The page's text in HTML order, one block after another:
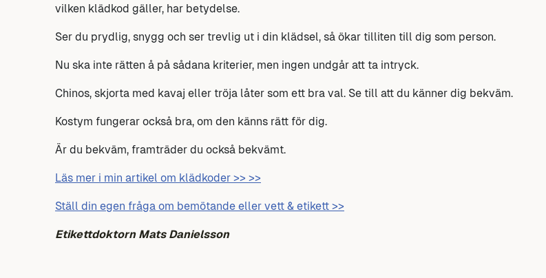
vilken klädkod gäller, har betydelse.
Ser du prydlig, snygg och ser trevlig ut i din klädsel, så ökar tilliten till dig som person.
Nu ska inte rätten å på sådana kriterier, men ingen undgår att ta intryck.
Chinos, skjorta med kavaj eller tröja låter som ett bra val. Se till att du känner dig bekväm.
Kostym fungerar också bra, om den känns rätt för dig.
Är du bekväm, framträder du också bekvämt.
Läs mer i min artikel om klädkoder >> >>
Ställ din egen fråga om bemötande eller vett & etikett >>
Etikettdoktorn Mats Danielsson